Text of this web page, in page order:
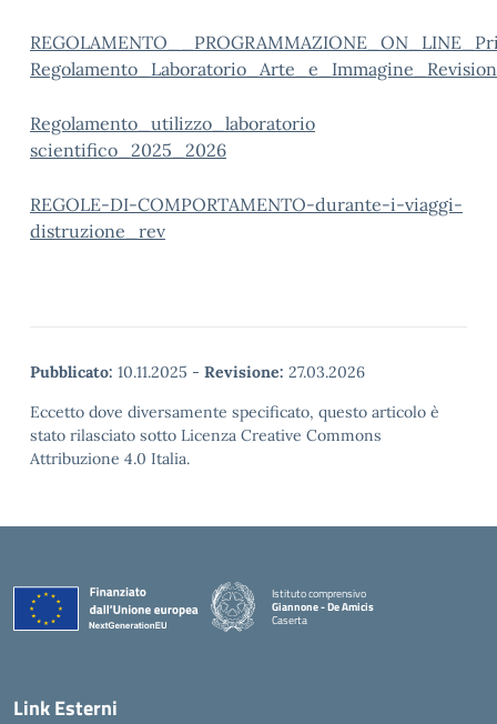
Regolamento_utilizzo_laboratorio
scientifico_2025_2026
REGOLE-DI-COMPORTAMENTO-durante-i-viaggi-
distruzione_rev
Pubblicato: 10.11.2025 - Revisione: 27.03.2026
Eccetto dove diversamente specificato, questo articolo è
stato rilasciato sotto Licenza Creative Commons
Attribuzione 4.0 Italia.
Istituto comprensivo
Giannone - De Amicis
Caserta
Link Esterni